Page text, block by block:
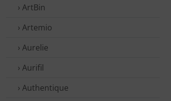
› ArtBin
› Artemio
› Aurelie
› Aurifil
› Authentique